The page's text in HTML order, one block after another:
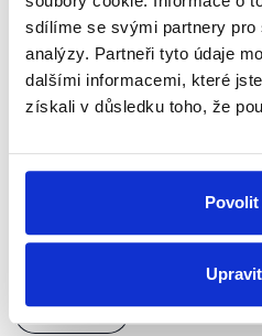
sdílíme se svými partnery pro
analýzy. Partneři tyto údaje
dalšími informacemi, které
získali v důsledku toho, že
Povolit
Upravit
Vzestup a pád
28. března 2024
Ministr financí Zbyněk
Seznam Zprávy mluvil o
a výdajích státu
Číst dál